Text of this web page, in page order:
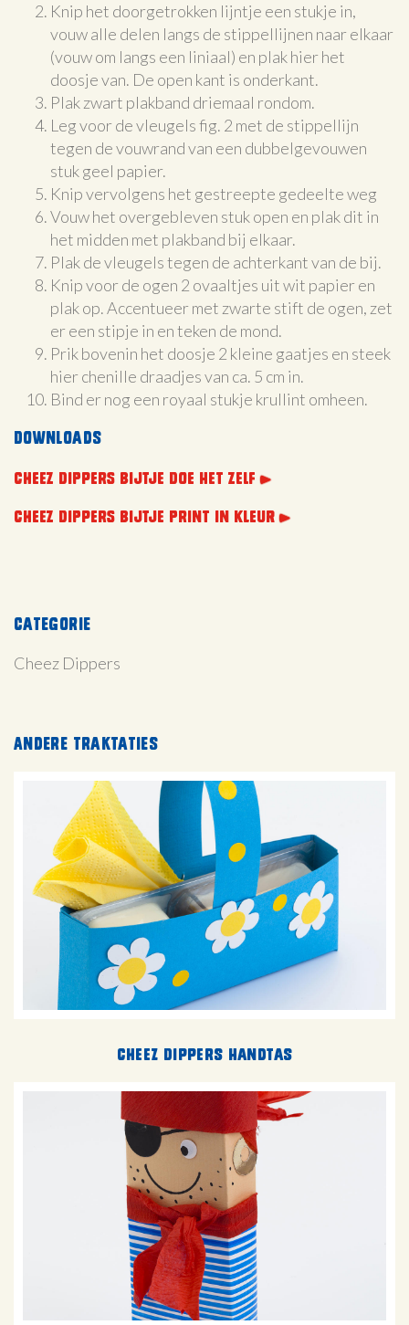
Knip het doorgetrokken lijntje een stukje in,
vouw alle delen langs de stippellijnen naar elkaar
(vouw om langs een liniaal) en plak hier het
doosje van. De open kant is onderkant.
Plak zwart plakband driemaal rondom.
Leg voor de vleugels fig. 2 met de stippellijn
tegen de vouwrand van een dubbelgevouwen
stuk geel papier.
Knip vervolgens het gestreepte gedeelte weg
Vouw het overgebleven stuk open en plak dit in
het midden met plakband bij elkaar.
Plak de vleugels tegen de achterkant van de bij.
Knip voor de ogen 2 ovaaltjes uit wit papier en
plak op. Accentueer met zwarte stift de ogen, zet
er een stipje in en teken de mond.
Prik bovenin het doosje 2 kleine gaatjes en steek
hier chenille draadjes van ca. 5 cm in.
Bind er nog een royaal stukje krullint omheen.
Downloads
CHEEZ DIPPERS BIJTJE DOE HET ZELF
CHEEZ DIPPERS BIJTJE PRINT IN KLEUR
Categorie
Cheez Dippers
Andere traktaties
Cheez Dippers Handtas